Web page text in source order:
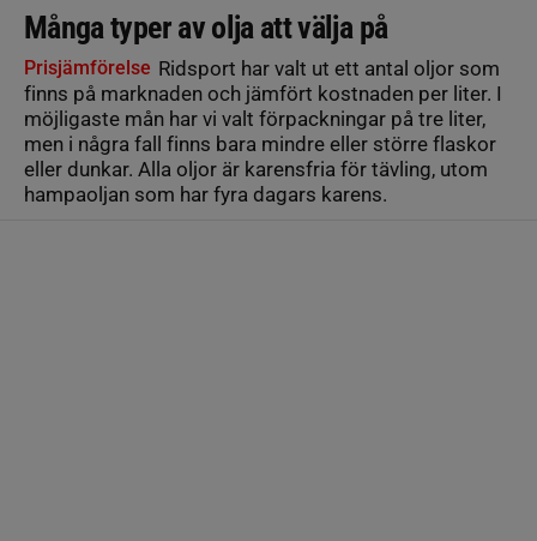
Många typer av olja att välja på
Prisjämförelse Ridsport har valt ut ett antal oljor som
finns på marknaden och jämfört kostnaden per liter. I
möjligaste mån har vi valt förpackningar på tre liter,
men i några fall finns bara mindre eller större flaskor
eller dunkar. Alla oljor är karensfria för tävling, utom
hampaoljan som har fyra dagars karens.